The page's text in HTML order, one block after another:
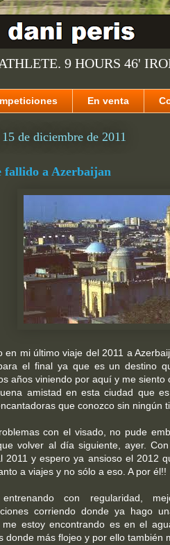
9 HOURS 46'
En venta
de diciembre de 2011
fallido a Azerbaijan
en mi último viaje del 2011 a
el final ya que es un destino
años viniendo por aquí y me siento
amistad en esta ciudad que
que conozco sin ningún
con el visado, no pude
volver al día siguiente, ayer.
2011 y espero ya ansioso el 2012
a viajes y no sólo a eso. A por él!!
con regularidad,
corriendo donde ya hago
me estoy encontrando es en el
donde más flojeo y por ello también